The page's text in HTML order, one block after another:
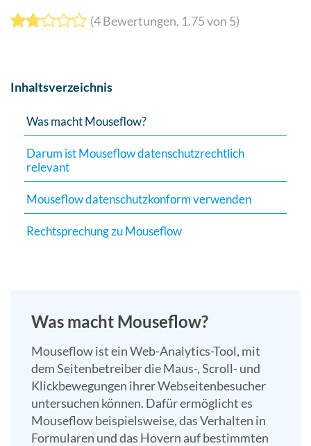
Benutzer
von
(4Bewertungen, 1.75von 5)
Inhaltsverzeichnis
Was macht Mouseflow?
Darum ist Mouseflow datenschutzrechtlich
relevant
Mouseflow datenschutzkonform verwenden
Rechtsprechung zu Mouseflow
Was macht Mouseflow?
Mouseflow ist ein Web-Analytics-Tool, mit
dem Seitenbetreiber die Maus-, Scroll- und
Klickbewegungen ihrer Webseitenbesucher
untersuchen können. Dafür ermöglicht es
Mouseflow beispielsweise, das Verhalten in
Formularen und das Hovern auf bestimmten